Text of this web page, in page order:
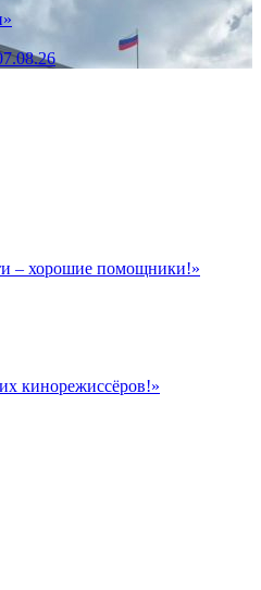
– хорошие помощники!»
кинорежиссёров!»